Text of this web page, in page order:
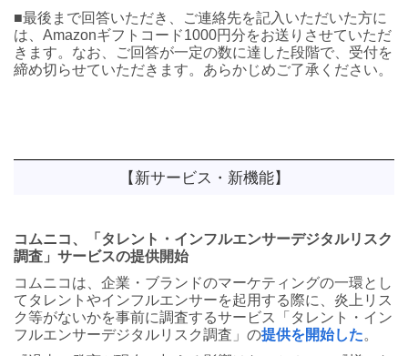
■最後まで回答いただき、ご連絡先を記入いただいた方に
は、Amazonギフトコード1000円分をお送りさせていただ
きます。なお、ご回答が一定の数に達した段階で、受付を
締め切らせていただきます。あらかじめご了承ください。
【新サービス・新機能】
コムニコ、「タレント・インフルエンサーデジタルリスク
調査」サービスの提供開始
コムニコは、企業・ブランドのマーケティングの一環とし
てタレントやインフルエンサーを起用する際に、炎上リス
ク等がないかを事前に調査するサービス「タレント・イン
フルエンサーデジタルリスク調査」の提供を開始した。